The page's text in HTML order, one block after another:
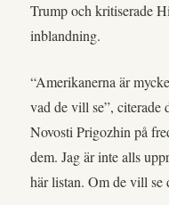
Trump och kritiserade
inblandning.
“Amerikanerna är
vad de vill se”, citerade
Novosti Prigozhin på
dem. Jag är inte alls
här listan. Om de vill se